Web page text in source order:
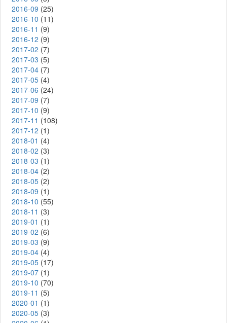
2016-09 (25)
2016-10 (11)
2016-11 (9)
2016-12 (9)
2017-02 (7)
2017-03 (5)
2017-04 (7)
2017-05 (4)
2017-06 (24)
2017-09 (7)
2017-10 (9)
2017-11 (108)
2017-12 (1)
2018-01 (4)
2018-02 (3)
2018-03 (1)
2018-04 (2)
2018-05 (2)
2018-09 (1)
2018-10 (55)
2018-11 (3)
2019-01 (1)
2019-02 (6)
2019-03 (9)
2019-04 (4)
2019-05 (17)
2019-07 (1)
2019-10 (70)
2019-11 (5)
2020-01 (1)
2020-05 (3)